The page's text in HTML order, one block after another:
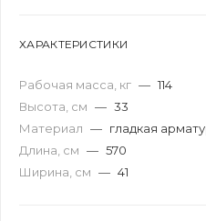
ХАРАКТЕРИСТИКИ
Рабочая масса, кг — 114
Высота, см — 33
Материал — гладкая
Длина, см — 570
Ширина, см — 41